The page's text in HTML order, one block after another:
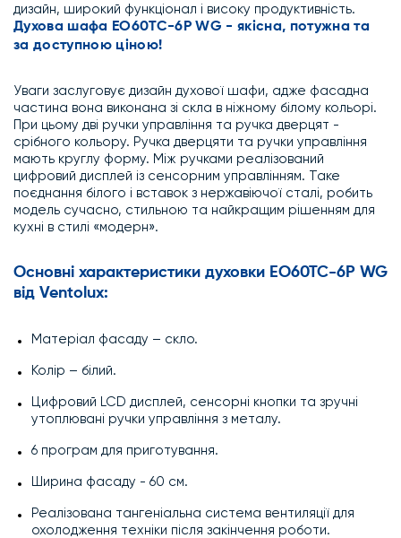
дизайн, широкий функціонал і високу продуктивність.
Духова шафа EO60TC-6P WG - якісна, потужна та
за доступною ціною!
Уваги заслуговує дизайн духової шафи, адже фасадна
частина вона виконана зі скла в ніжному білому кольорі.
При цьому дві ручки управління та ручка дверцят -
срібного кольору. Ручка дверцяти та ручки управління
мають круглу форму. Між ручками реалізований
цифровий дисплей із сенсорним управлінням. Таке
поєднання білого і вставок з нержавіючої сталі, робить
модель сучасно, стильною та найкращим рішенням для
кухні в стилі «модерн».
Основні характеристики духовки EO60TC-6P WG
від Ventolux:
Матеріал фасаду – скло.
Колір – білий.
Цифровий LCD дисплей, сенсорні кнопки та зручні
утоплювані ручки управління з металу.
6 програм для приготування.
Ширина фасаду - 60 см.
Реалізована тангеніальна система вентиляції для
охолодження техніки після закінчення роботи.